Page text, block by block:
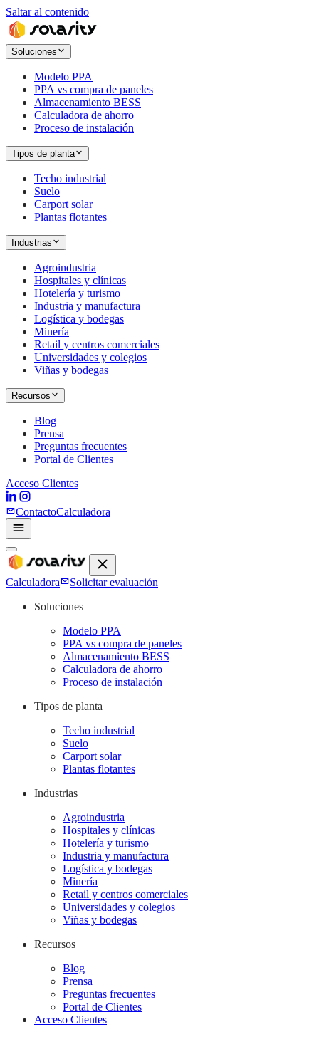
Saltar al contenido
Soluciones
Modelo PPA
PPA vs compra de paneles
Almacenamiento BESS
Calculadora de ahorro
Proceso de instalación
Tipos de planta
Techo industrial
Suelo
Carport solar
Plantas flotantes
Industrias
Agroindustria
Hospitales y clínicas
Hotelería y turismo
Industria y manufactura
Logística y bodegas
Minería
Retail y centros comerciales
Universidades y colegios
Viñas y bodegas
Recursos
Blog
Prensa
Preguntas frecuentes
Portal de Clientes
Acceso Clientes
ContactoCalculadora
Calculadora
Solicitar evaluación
Soluciones
Modelo PPA
PPA vs compra de paneles
Almacenamiento BESS
Calculadora de ahorro
Proceso de instalación
Tipos de planta
Techo industrial
Suelo
Carport solar
Plantas flotantes
Industrias
Agroindustria
Hospitales y clínicas
Hotelería y turismo
Industria y manufactura
Logística y bodegas
Minería
Retail y centros comerciales
Universidades y colegios
Viñas y bodegas
Recursos
Blog
Prensa
Preguntas frecuentes
Portal de Clientes
Acceso Clientes